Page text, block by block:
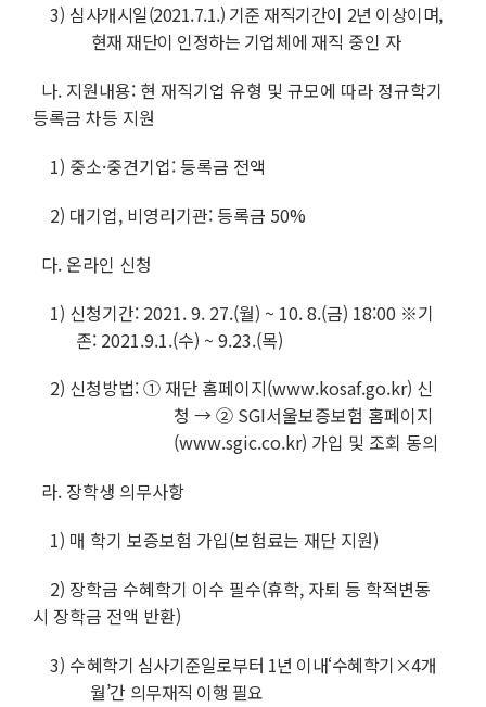
3) 심사개시일(2021.7.1.) 기준 재직기간이 2년 이상이며,
현재 재단이 인정하는 기업체에 재직 중인 자
나. 지원내용: 현 재직기업 유형 및 규모에 따라 정규학기
등록금 차등 지원
1) 중소·중견기업: 등록금 전액
2) 대기업, 비영리기관: 등록금 50%
다. 온라인 신청
1) 신청기간: 2021. 9. 27.(월) ~ 10. 8.(금) 18:00 ※기
존: 2021.9.1.(수) ~ 9.23.(목)
2) 신청방법: ① 재단 홈페이지(www.kosaf.go.kr) 신
청 → ② SGI서울보증보험 홈페이지
(www.sgic.co.kr) 가입 및 조회 동의
라. 장학생 의무사항
1) 매 학기 보증보험 가입(보험료는 재단 지원)
2) 장학금 수혜학기 이수 필수(휴학, 자퇴 등 학적변동
시 장학금 전액 반환)
3) 수혜학기 심사기준일로부터 1년 이내‘수혜학기×4개
월’간 의무재직 이행 필요